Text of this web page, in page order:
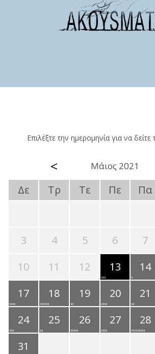
Επιλέξτε την ημερομηνία για να δείτε
< Μάιος 2021
Δε Τρ Τε Πε Πα
3
4 5 6 7
10
11 12 13 14
17
18 19 20 21
24
25 26 27 28
31